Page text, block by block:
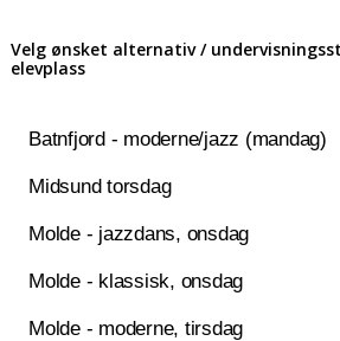
Velg ønsket alternativ /
elevplass
Batnfjord - moderne/jazz (mandag)
Midsund torsdag
Molde - jazzdans, onsdag
Molde - klassisk, onsdag
Molde - moderne, tirsdag